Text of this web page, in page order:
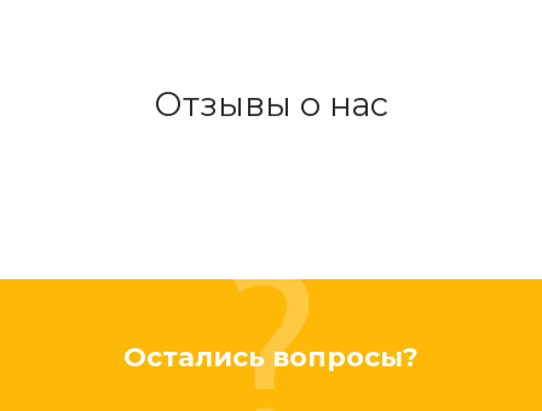
Отзывы о нас
Остались вопросы?